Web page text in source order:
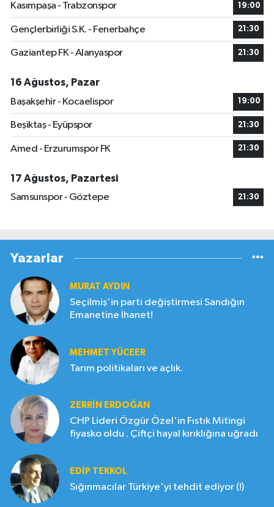
Kasımpaşa - Trabzonspor 19:00
Gençlerbirliği S.K. - Fenerbahçe 21:30
Gaziantep FK - Alanyaspor 21:30
16 Ağustos, Pazar
Başakşehir - Kocaelispor
19:00
Beşiktaş - Eyüpspor 21:30
Amed - Erzurumspor FK 21:30
17 Ağustos, Pazartesi
Samsunspor - Göztepe
21:30
Yazarlar
MURAT AYDIN
Seçilmiş'in parti değiştirmesi Sandığın
Emanetine İhanet!
MEHMET YÜCEER
Tarım politikaları ve açlık.
ZERRIN ERDOĞAN
CHP Lideri Özgür Özel'in Fıstık Mitingi
fiyasko oldu . Çiftçi hayal kırıklığına uğradı
EDIP TEKKOL
Sığınmacılar Türkiye'yi tehdit ediyor (!)